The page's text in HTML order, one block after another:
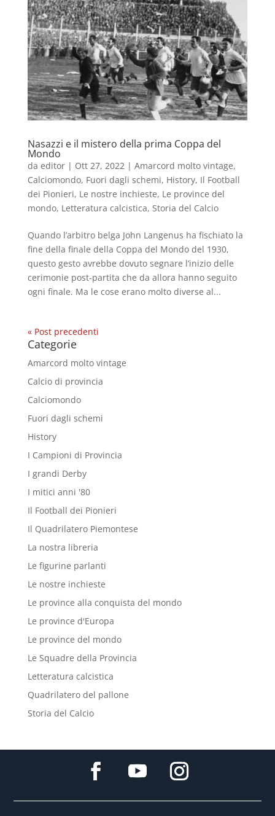
Nasazzi e il mistero della prima Coppa del
Mondo
da editor| Ott 27, 2022| Amarcord molto vintage,
Calciomondo, Fuori dagli schemi, History, Il Football
dei Pionieri, Le nostre inchieste, Le province del
mondo, Letteratura calcistica, Storia del Calcio
Quando l’arbitro belga John Langenus ha fischiato la
fine della finale della Coppa del Mondo del 1930,
questo gesto avrebbe dovuto segnare l’inizio delle
cerimonie post-partita che da allora hanno seguito
ogni finale. Ma le cose erano molto diverse al...
« Post precedenti
Categorie
Amarcord molto vintage
Calcio di provincia
Calciomondo
Fuori dagli schemi
History
I Campioni di Provincia
I grandi Derby
I mitici anni '80
Il Football dei Pionieri
Il Quadrilatero Piemontese
La nostra libreria
Le figurine parlanti
Le nostre inchieste
Le province alla conquista del mondo
Le province d'Europa
Le province del mondo
Le Squadre della Provincia
Letteratura calcistica
Quadrilatero del pallone
Storia del Calcio